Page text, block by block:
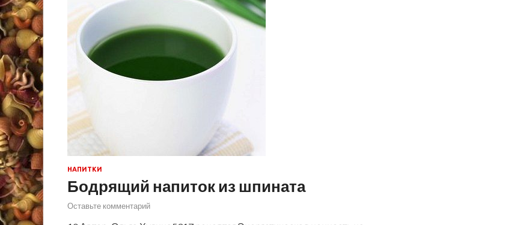
НАПИТКИ
Бодрящий напиток из шпината
Оставьте комментарий